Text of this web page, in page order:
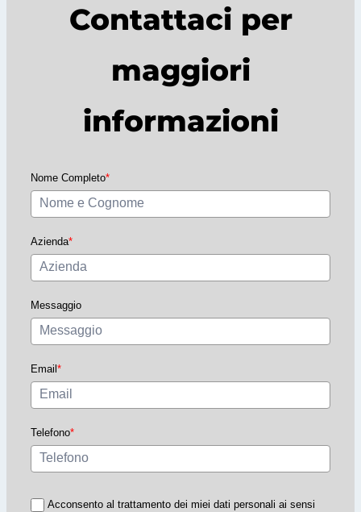
Contattaci per
maggiori
informazioni
Nome Completo*
Azienda*
Messaggio
Email *
Telefono*
Acconsento al trattamento dei miei dati personali ai sensi